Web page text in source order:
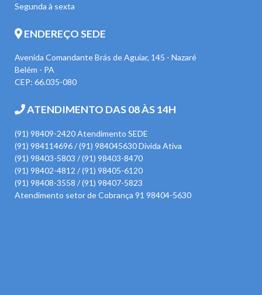
Segunda à sexta
ENDEREÇO SEDE
Avenida Comandante Brás de Aguiar, 145 - Nazaré
Belém - PA
CEP: 66.035-080
ATENDIMENTO DAS 08 ÀS 14H
(91) 98409-2420 Atendimento SEDE
(91) 984114696 / (91) 984045630 Divida Ativa
(91) 98403-5803 / (91) 98403-8470
(91) 98402-4812 / (91) 98405-6120
(91) 98408-3558 / (91) 98407-5823
Atendimento setor de Cobrança 91 98404-5630